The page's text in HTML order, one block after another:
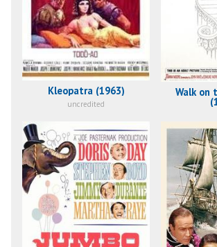
Kleopatra (1963)
uncredited
Walk on